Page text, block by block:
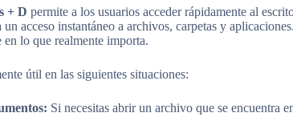
+ D permite a los usuarios acceder rápidamente al
acceso instantáneo a archivos, carpetas y
lo que realmente importa.
útil en las siguientes situaciones:
Si necesitas abrir un archivo que se encuentra